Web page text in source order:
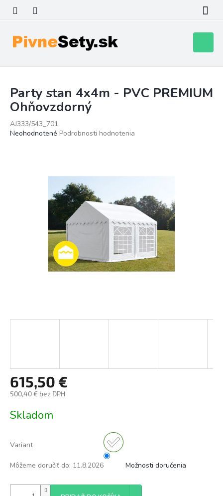
obsah
košík
Party stan 4x4m - PVC PREMIUM
Ohňovzdorný
AJ333/543_701
Priemerné
Neohodnotené Podrobnosti hodnotenia
615,50 €
500,40 € bez DPH
cena:
Skladom
Variant
Môžeme doručiť do: 11.8.2026 Možnosti doručenia